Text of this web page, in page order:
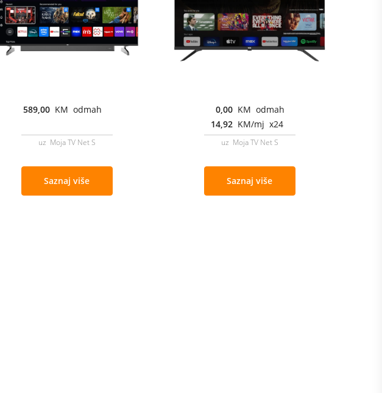
589,00 KM odmah
uz Moja TV Net S
Saznaj više
0,00 KM odmah
14,92 KM/mj x24
uz Moja TV Net S
Saznaj više